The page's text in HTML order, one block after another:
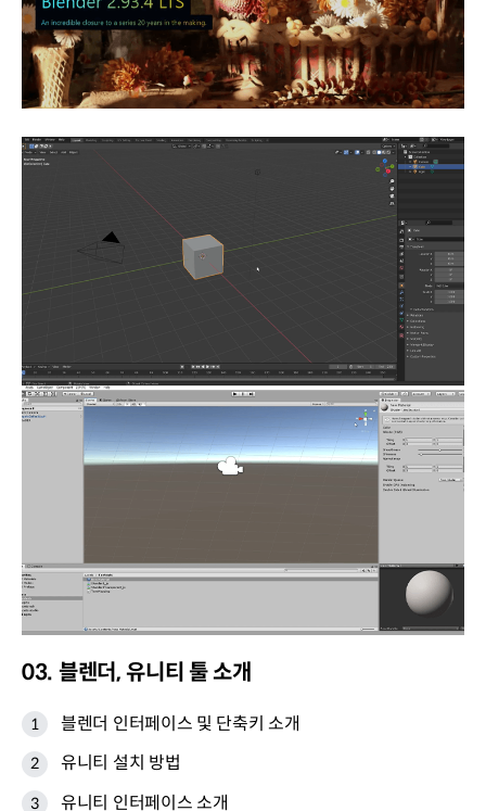
03. 블렌더, 유니티 툴 소개
블렌더 인터페이스 및 단축키 소개
유니티 설치 방법
유니티 인터페이스 소개